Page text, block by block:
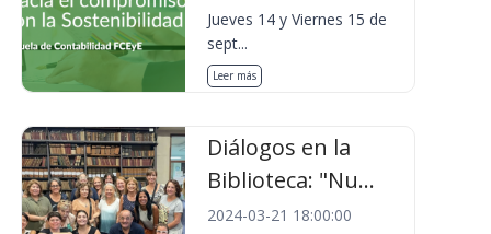
Jueves 14 y Viernes 15 de
sept...
Leer más
Diálogos en la
Biblioteca: "Nu...
2024-03-21 18:00:00